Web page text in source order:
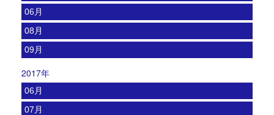
06月
08月
09月
2017年
06月
07月